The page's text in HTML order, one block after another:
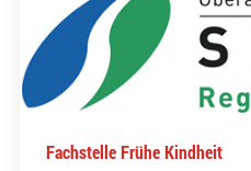
Fachstelle Frühe Kindheit